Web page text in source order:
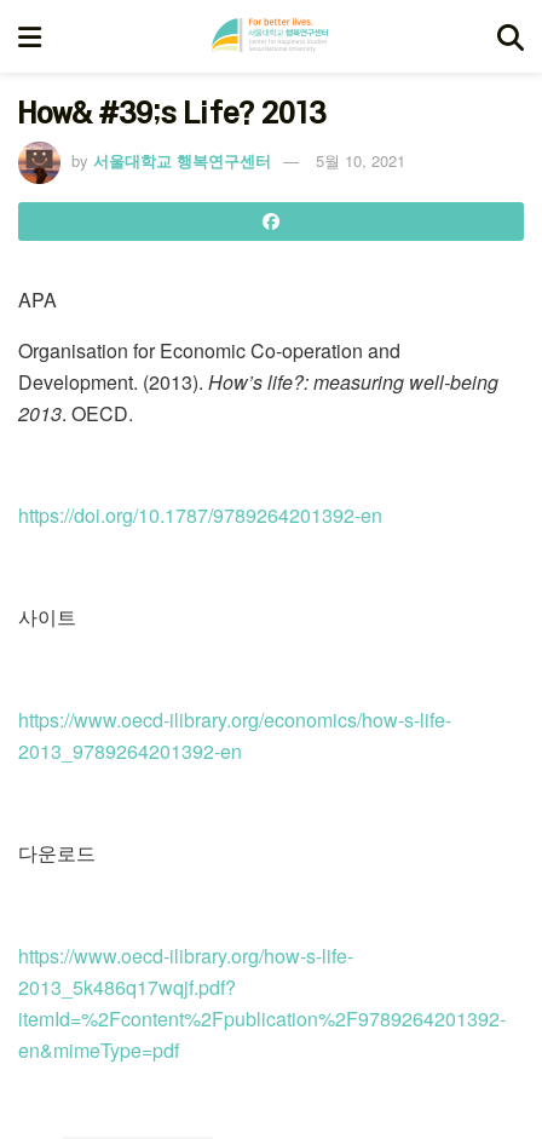
How& #39;s Life? 2013
by 서울대학교 행복연구센터 5월 10, 2021
APA
Organisation for Economic Co-operation and
Development. (2013). How’s life?: measuring well-being
2013. OECD.
https://doi.org/10.1787/9789264201392-en
사이트
https://www.oecd-ilibrary.org/economics/how-s-life-
2013_9789264201392-en
다운로드
https://www.oecd-ilibrary.org/how-s-life-
2013_5k486q17wqjf.pdf?
itemId=%2Fcontent%2Fpublication%2F9789264201392-
en&mimeType=pdf